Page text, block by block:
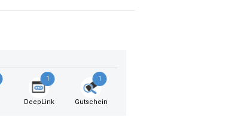
1
DeepLink
1
Gutschein